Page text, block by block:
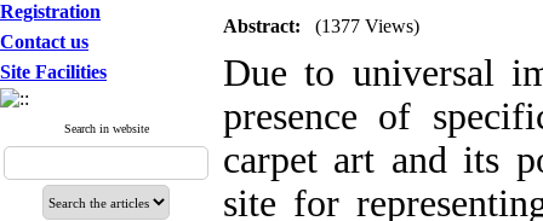
Registration
Contact us
Site Facilities
Search in website
Abstract: (1377 Views)
Due to universal
presence of
carpet art and its
site for